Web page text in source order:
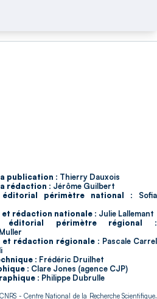
publication : Thierry Dauxois
rédaction : Jérôme Guilbert
éditorial périmètre national : Sofia
rédaction nationale : Julie Lallemant
éditorial périmètre régional :
rédaction régionale : Pascale Carrel
: Frédéric Druilhet
: Clare Jones (agence CJP)
: Philippe Dubrulle
CNRS - Centre National de la Recherche Scientifique.